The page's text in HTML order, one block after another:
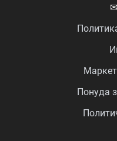
✉
Понуда